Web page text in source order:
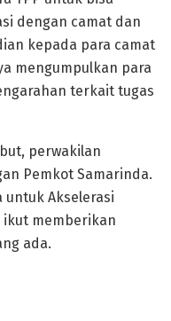
dengan camat dan
kepada para camat
mengumpulkan para
terkait tugas
perwakilan
Pemkot Samarinda.
untuk Akselerasi
ikut memberikan
ada.